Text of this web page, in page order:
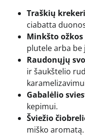
Traškių
ciabatta
Minkšto
plutele arba be
Raudonųjų
ir šaukštelio
Gabalėlio
kepimui.
Šviežio
miško aromatą.